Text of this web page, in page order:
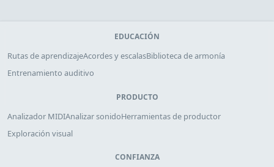
EDUCACIÓN
Rutas de aprendizajeAcordes y escalasBiblioteca de armonía
Entrenamiento auditivo
PRODUCTO
Analizador MIDIAnalizar sonidoHerramientas de productor
Exploración visual
CONFIANZA